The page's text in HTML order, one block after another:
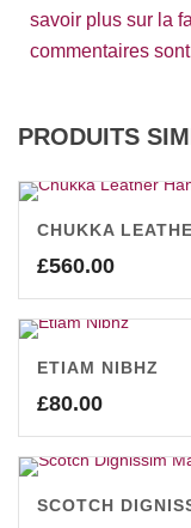
savoir plus sur la
commentaires
PRODUITS
CHUKKA
£560.00
ETIAM NIBHZ
£80.00
SCOTCH